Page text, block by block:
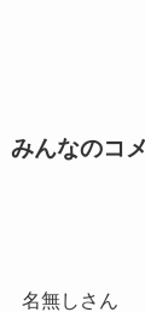
みんなのコ
名無しさん